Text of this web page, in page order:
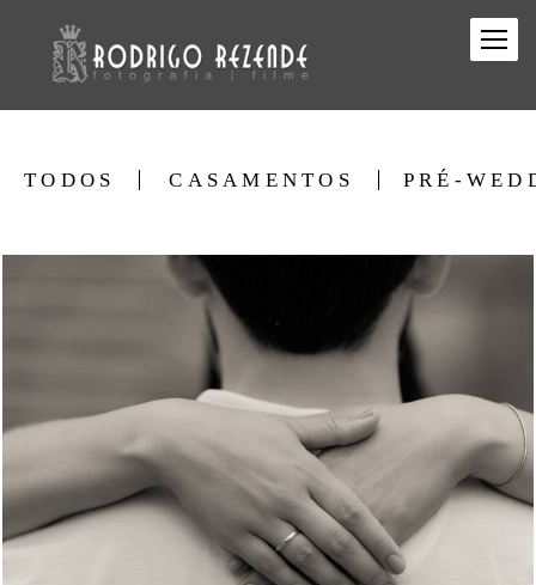
TODOS CASAMENTOS PRÉ-
1084 0